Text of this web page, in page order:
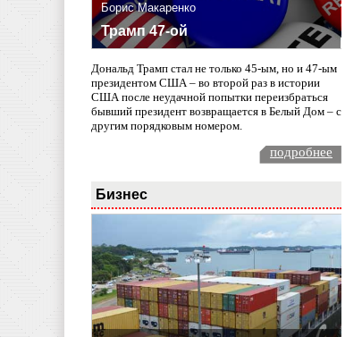
Борис Макаренко
Трамп 47-ой
Дональд Трамп стал не только 45-ым, но и 47-ым
президентом США – во второй раз в истории
США после неудачной попытки переизбраться
бывший президент возвращается в Белый Дом – с
другим порядковым номером.
подробнее
Бизнес